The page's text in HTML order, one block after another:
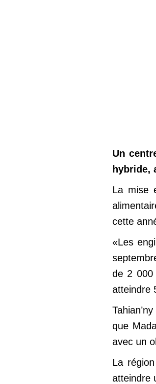
Un
hybride,
La mise
cette
«Les
de 2 000
atteindre
que
avec un
La
atteindre